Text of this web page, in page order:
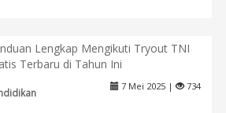
Lengkap Mengikuti Tryout TNI
Terbaru di Tahun Ini
7 Mei 2025 | 734